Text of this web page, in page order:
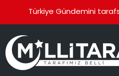
Türkiye Gündemini